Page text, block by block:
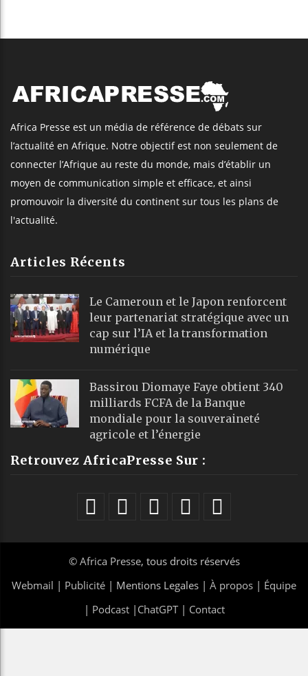
Africa Presse est un média de référence de débats sur
l’actualité en Afrique. Notre objectif est non seulement de
connecter l’Afrique au reste du monde, mais d’établir un
moyen de communication simple et efficace, et ainsi
promouvoir la diversité du continent sur tous les plans de
l'actualité.
Articles Récents
Le Cameroun et le Japon renforcent
leur partenariat stratégique avec un
cap sur l’IA et la transformation
numérique
Bassirou Diomaye Faye obtient 340
milliards FCFA de la Banque
mondiale pour la souveraineté
agricole et l’énergie
Retrouvez AfricaPresse Sur :
© Africa Presse, tous droits réservés
Webmail | Publicité | Mentions Legales | À propos | Équipe
| Podcast| ChatGPT| Contact